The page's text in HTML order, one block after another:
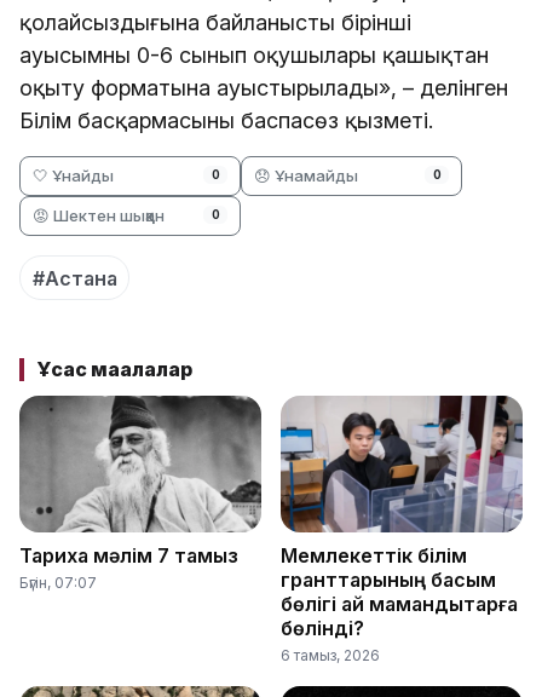
қолайсыздығына байланысты бірінші
ауысымның 0-6 сынып оқушылары қашықтан
оқыту форматына ауыстырылады», – делінген
Білім басқармасының баспасөз қызметі.
🤍 Ұнайды 0 😞 Ұнамайды 0
😡 Шектен шыққан 0
#Астана
Ұқсас мақалалар
Тарихқа мәлім 7 тамыз
Бүгін, 07:07
Мемлекеттік білім
гранттарының басым
бөлігі қай мамандықтарға
бөлінді?
6 тамыз, 2026